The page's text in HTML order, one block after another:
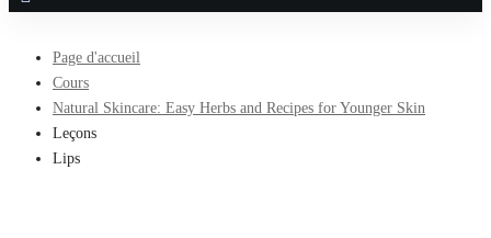
Page d'accueil
Cours
Natural Skincare: Easy Herbs and Recipes for Younger Skin
Leçons
Lips